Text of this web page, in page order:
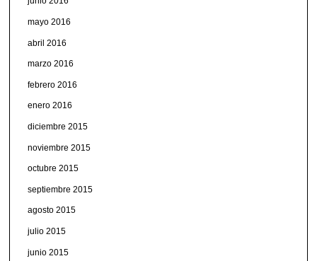
mayo 2016
abril 2016
marzo 2016
febrero 2016
enero 2016
diciembre 2015
noviembre 2015
octubre 2015
septiembre 2015
agosto 2015
julio 2015
junio 2015